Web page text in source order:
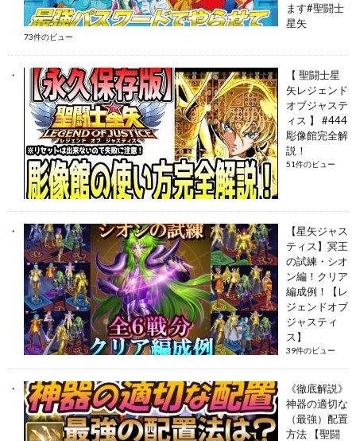
ます#聖闘士
星矢
73件のビュー
【 聖闘士星
矢レジェンド
オブジャステ
ィス 】 #444
彫像館完全解
説！
51件のビュー
【星矢ジャス
ティス】冥王
の試練・シオ
ン編！クリア
編成例！【レ
ジェンドオブ
ジャスティ
ス】
39件のビュー
《徹底解説》
神器の適切な
（最強）配置
方法 【聖闘